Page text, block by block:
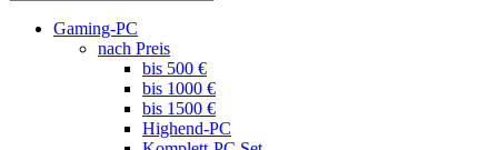
Gaming-PC
nach Preis
bis 500 €
bis 1000 €
bis 1500 €
Highend-PC